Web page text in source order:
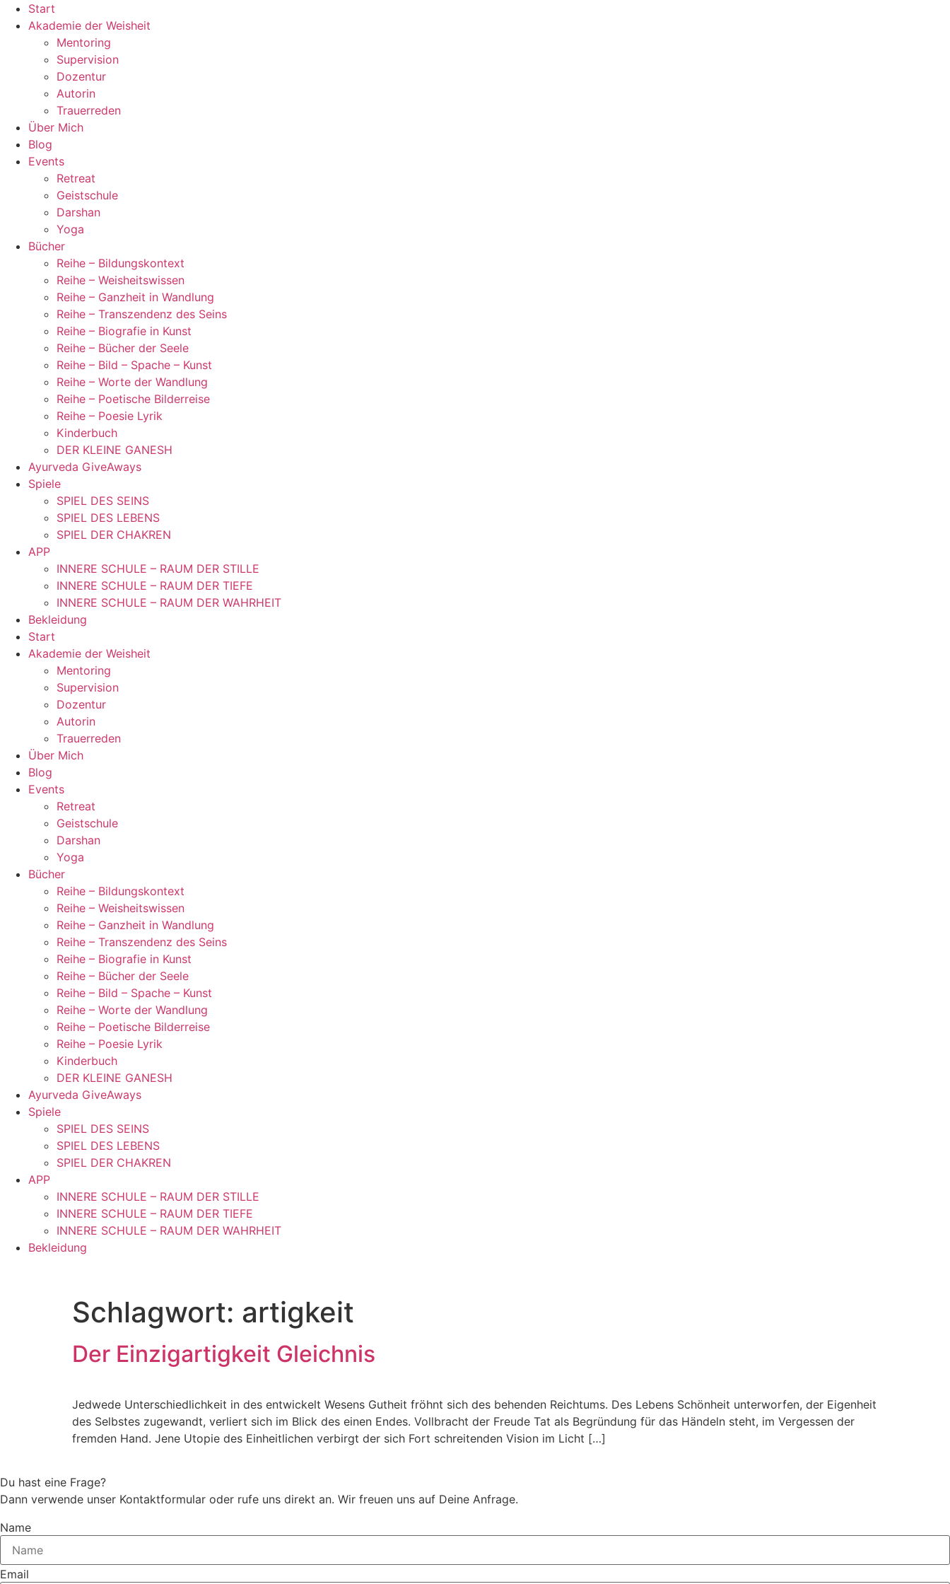
Zum
Inhalt
wechseln
Start
Akademie der Weisheit
Mentoring
Supervision
Dozentur
Autorin
Trauerreden
Über Mich
Blog
Events
Retreat
Geistschule
Darshan
Yoga
Bücher
Reihe – Bildungskontext
Reihe – Weisheitswissen
Reihe – Ganzheit in Wandlung
Reihe – Transzendenz des Seins
Reihe – Biografie in Kunst
Reihe – Bücher der Seele
Reihe – Bild – Spache – Kunst
Reihe – Worte der Wandlung
Reihe – Poetische Bilderreise
Reihe – Poesie Lyrik
Kinderbuch
DER KLEINE GANESH
Ayurveda GiveAways
Spiele
SPIEL DES SEINS
SPIEL DES LEBENS
SPIEL DER CHAKREN
APP
INNERE SCHULE – RAUM DER STILLE
INNERE SCHULE – RAUM DER TIEFE
INNERE SCHULE – RAUM DER WAHRHEIT
Bekleidung
Start
Akademie der Weisheit
Mentoring
Supervision
Dozentur
Autorin
Trauerreden
Über Mich
Blog
Events
Retreat
Geistschule
Darshan
Yoga
Bücher
Reihe – Bildungskontext
Reihe – Weisheitswissen
Reihe – Ganzheit in Wandlung
Reihe – Transzendenz des Seins
Reihe – Biografie in Kunst
Reihe – Bücher der Seele
Reihe – Bild – Spache – Kunst
Reihe – Worte der Wandlung
Reihe – Poetische Bilderreise
Reihe – Poesie Lyrik
Kinderbuch
DER KLEINE GANESH
Ayurveda GiveAways
Spiele
SPIEL DES SEINS
SPIEL DES LEBENS
SPIEL DER CHAKREN
APP
INNERE SCHULE – RAUM DER STILLE
INNERE SCHULE – RAUM DER TIEFE
INNERE SCHULE – RAUM DER WAHRHEIT
Bekleidung
Schlagwort: artigkeit
Der Einzigartigkeit Gleichnis
Jedwede Unterschiedlichkeit in des entwickelt Wesens Gutheit fröhnt sich des behenden Reichtums. Des Lebens Schönheit unterworfen, der Eigenheit
des Selbstes zugewandt, verliert sich im Blick des einen Endes. Vollbracht der Freude Tat als Begründung für das Händeln steht, im Vergessen der
fremden Hand. Jene Utopie des Einheitlichen verbirgt der sich Fort schreitenden Vision im Licht […]
Du hast eine Frage?
Dann verwende unser Kontaktformular oder rufe uns direkt an. Wir freuen uns auf Deine Anfrage.
Name
Email